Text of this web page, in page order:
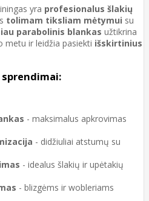
yra profesionalus šlakių
tolimam tiksliam mėtymui su
parabolinis blankas užtikrina
ir leidžia pasiekti išskirtinius
- maksimalus apkrovimas
- didžiuliai atstumų su
- idealus šlakių ir upėtakių
- blizgėms ir wobleriams